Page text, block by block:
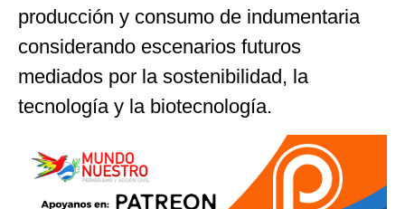
producción y consumo de indumentaria
considerando escenarios futuros
mediados por la sostenibilidad, la
tecnología y la biotecnología.